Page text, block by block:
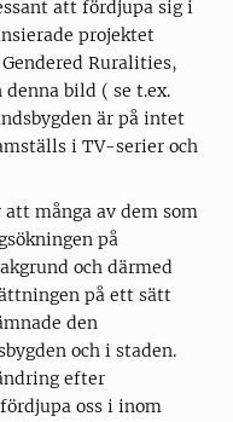
att fördjupa sig i
projektet
Ruralities,
bild ( se t.ex.
är på intet
i TV-serier och
många av dem som
på
och därmed
på ett sätt
den
och i staden.
efter
oss i inom